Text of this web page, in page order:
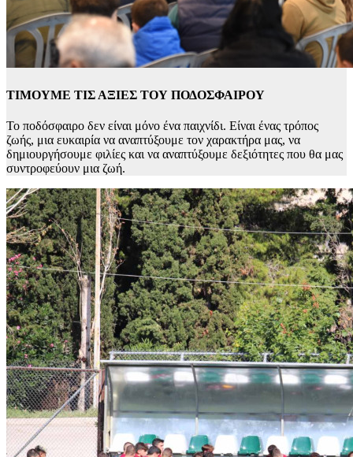
ΤΙΜΟΥΜΕ ΤΙΣ ΑΞΙΕΣ ΤΟΥ ΠΟΔΟΣΦΑΙΡΟΥ
Το ποδόσφαιρο δεν είναι μόνο ένα παιχνίδι. Είναι ένας τρόπος
ζωής, μια ευκαιρία να αναπτύξουμε τον χαρακτήρα μας, να
δημιουργήσουμε φιλίες και να αναπτύξουμε δεξιότητες που θα μας
συντροφεύουν μια ζωή.